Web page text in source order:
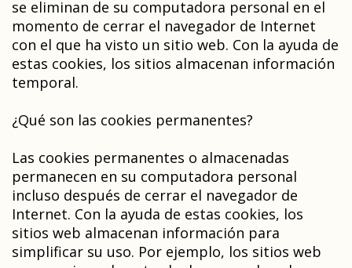
se eliminan de su computadora personal en el
momento de cerrar el navegador de Internet
con el que ha visto un sitio web. Con la ayuda de
estas cookies, los sitios almacenan información
temporal.
¿Qué son las cookies permanentes?
Las cookies permanentes o almacenadas
permanecen en su computadora personal
incluso después de cerrar el navegador de
Internet. Con la ayuda de estas cookies, los
sitios web almacenan información para
simplificar su uso. Por ejemplo, los sitios web